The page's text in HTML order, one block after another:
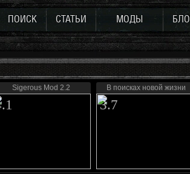
ПОИСК СТАТЬИ МОДЫ
Sigerous Mod 2.2 В поисках новой жизни
3.7